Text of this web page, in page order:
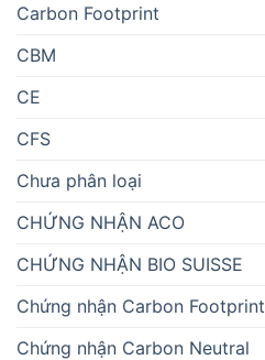
Carbon Footprint
CBM
CE
CFS
Chưa phân loại
CHỨNG NHẬN ACO
CHỨNG NHẬN BIO SUISSE
Chứng nhận Carbon Footprint
Chứng nhận Carbon Neutral